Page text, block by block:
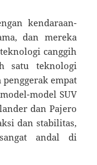
kendaraan-
dan mereka
canggih
satu teknologi
empat
model SUV
dan Pajero
dan stabilitas,
andal di